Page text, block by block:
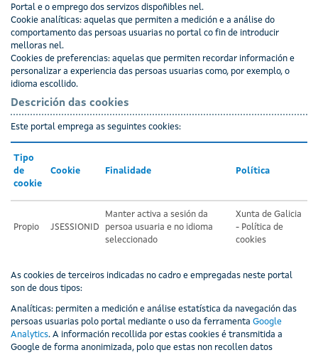
Portal e o emprego dos servizos dispoñibles nel.
Cookie analíticas: aquelas que permiten a medición e a análise do
comportamento das persoas usuarias no portal co fin de introducir
melloras nel.
Cookies de preferencias: aquelas que permiten recordar información e
personalizar a experiencia das persoas usuarias como, por exemplo, o
idioma escollido.
Descrición das cookies
Este portal emprega as seguintes cookies:
Tipo
de
cookie
Cookie Finalidade Política
Propio JSESSIONID
Manter activa a sesión da
persoa usuaria e no idioma
seleccionado
Xunta de Galicia
- Política de
cookies
As cookies de terceiros indicadas no cadro e empregadas neste portal
son de dous tipos:
Analíticas: permiten a medición e análise estatística da navegación das
persoas usuarias polo portal mediante o uso da ferramenta Google
Analytics. A información recollida por estas cookies é transmitida a
Google de forma anonimizada, polo que estas non recollen datos